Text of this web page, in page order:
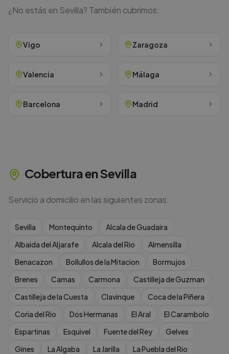
¿No estás en Sevilla? También cubrimos:
Vigo Zaragoza
Valencia Málaga
Barcelona Madrid
Cobertura enSevilla
Servicio a domicilio en las siguientes zonas:
Sevilla Montequinto
Alcala de Guadaira
Albaida del Aljarafe
Alcala del Rio
Almensilla
Benacazon
Bollullos de la Mitacion
Bormujos
Brenes
Camas Carmona
Castilleja de Guzman
Castilleja de la Cuesta
Clavinque
Coca de la Piñera
Coria del Rio
Dos Hermanas El Aral
El Carambolo
Espartinas
Esquivel Fuente del Rey
Gelves
Gines
La Algaba La Jarilla
La Puebla del Rio